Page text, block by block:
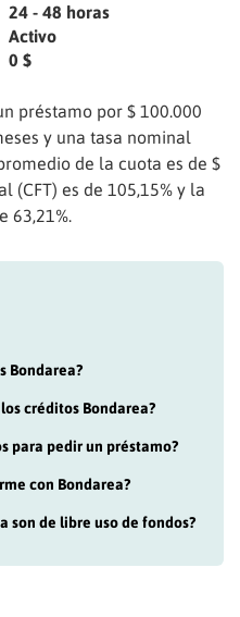
24 - 48 horas
Activo
0 $
préstamo por $ 100.000
y una tasa nominal
de la cuota es de $
(CFT) es de 105,15% y la
63,21%.
Bondarea?
créditos Bondarea?
para pedir un préstamo?
con Bondarea?
son de libre uso de fondos?